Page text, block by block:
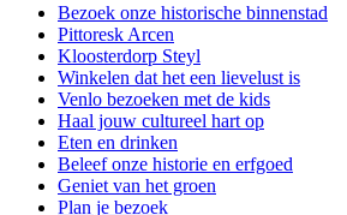
Bezoek onze historische binnenstad
Pittoresk Arcen
Kloosterdorp Steyl
Winkelen dat het een lievelust is
Venlo bezoeken met de kids
Haal jouw cultureel hart op
Eten en drinken
Beleef onze historie en erfgoed
Geniet van het groen
Plan je bezoek